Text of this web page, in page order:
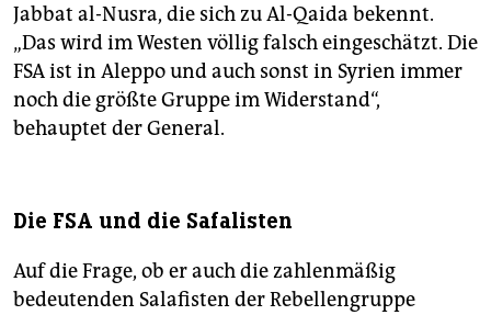
Jabbat al-Nusra, die sich zu Al-Qaida bekennt.
„Das wird im Westen völlig falsch eingeschätzt. Die
FSA ist in Aleppo und auch sonst in Syrien immer
noch die größte Gruppe im Widerstand“,
behauptet der General.
Die FSA und die Safalisten
Auf die Frage, ob er auch die zahlenmäßig
bedeutenden Salafisten der Rebellengruppe